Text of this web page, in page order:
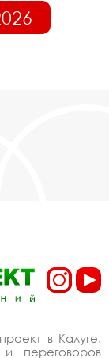
в Калуге.
переговоров